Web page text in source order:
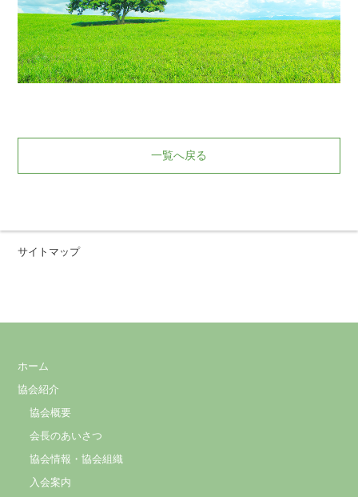
一覧へ戻る
サイトマップ
ホーム
協会紹介
協会概要
会長のあいさつ
協会情報・協会組織
入会案内